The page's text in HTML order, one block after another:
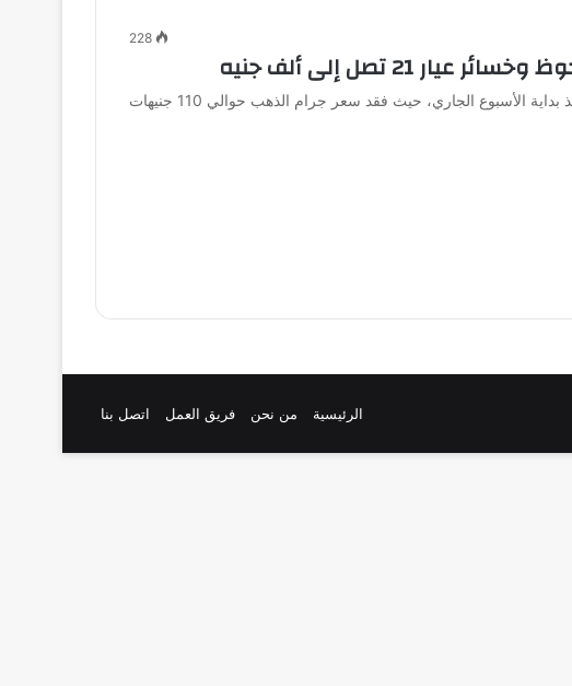
228
21 تصل إلى ألف جنيه
شهد سوق الذهب في مصر تراجعًا ملحوظًا منذ بداية الأسبوع الجاري، حيث فقد سعر جرام الذهب حوالي 110 جنيهات
الرئيسية من نحن فريق العمل اتصل بنا